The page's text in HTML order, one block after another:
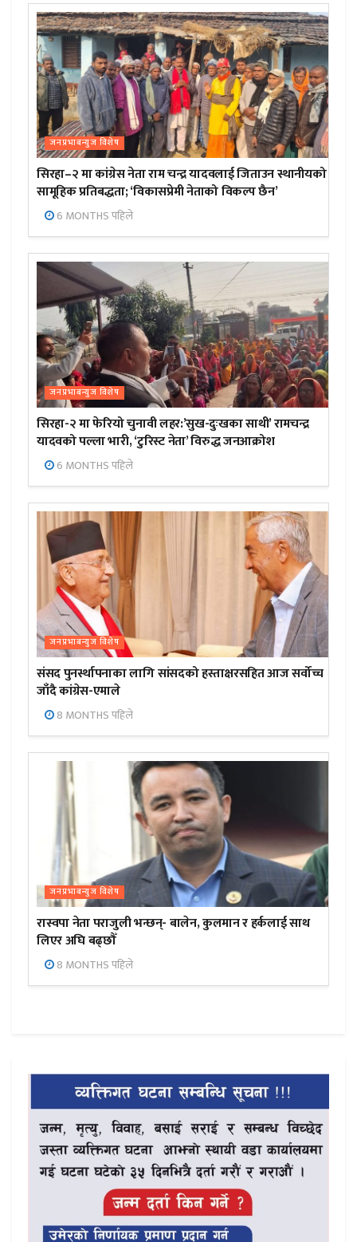
जनप्रभाबन्युज विशेष
सिरहा–२ मा कांग्रेस नेता राम चन्द्र यादवलाई जिताउन स्थानीयको
सामूहिक प्रतिबद्धता; ‘विकासप्रेमी नेताको विकल्प छैन’
6 MONTHS पहिले
जनप्रभाबन्युज विशेष
सिरहा-२ मा फेरियो चुनावी लहर:’सुख-दुःखका साथी’ रामचन्द्र
यादवको पल्ला भारी, ‘टुरिस्ट नेता’ विरुद्ध जनआक्रोश
6 MONTHS पहिले
जनप्रभाबन्युज विशेष
संसद पुनर्स्थापनाका लागि सांसदको हस्ताक्षरसहित आज सर्वोच्च
जाँदै कांग्रेस-एमाले
8 MONTHS पहिले
जनप्रभाबन्युज विशेष
रास्वपा नेता पराजुली भन्छन्- बालेन, कुलमान र हर्कलाई साथ
लिएर अघि बढ्छौँ
8 MONTHS पहिले